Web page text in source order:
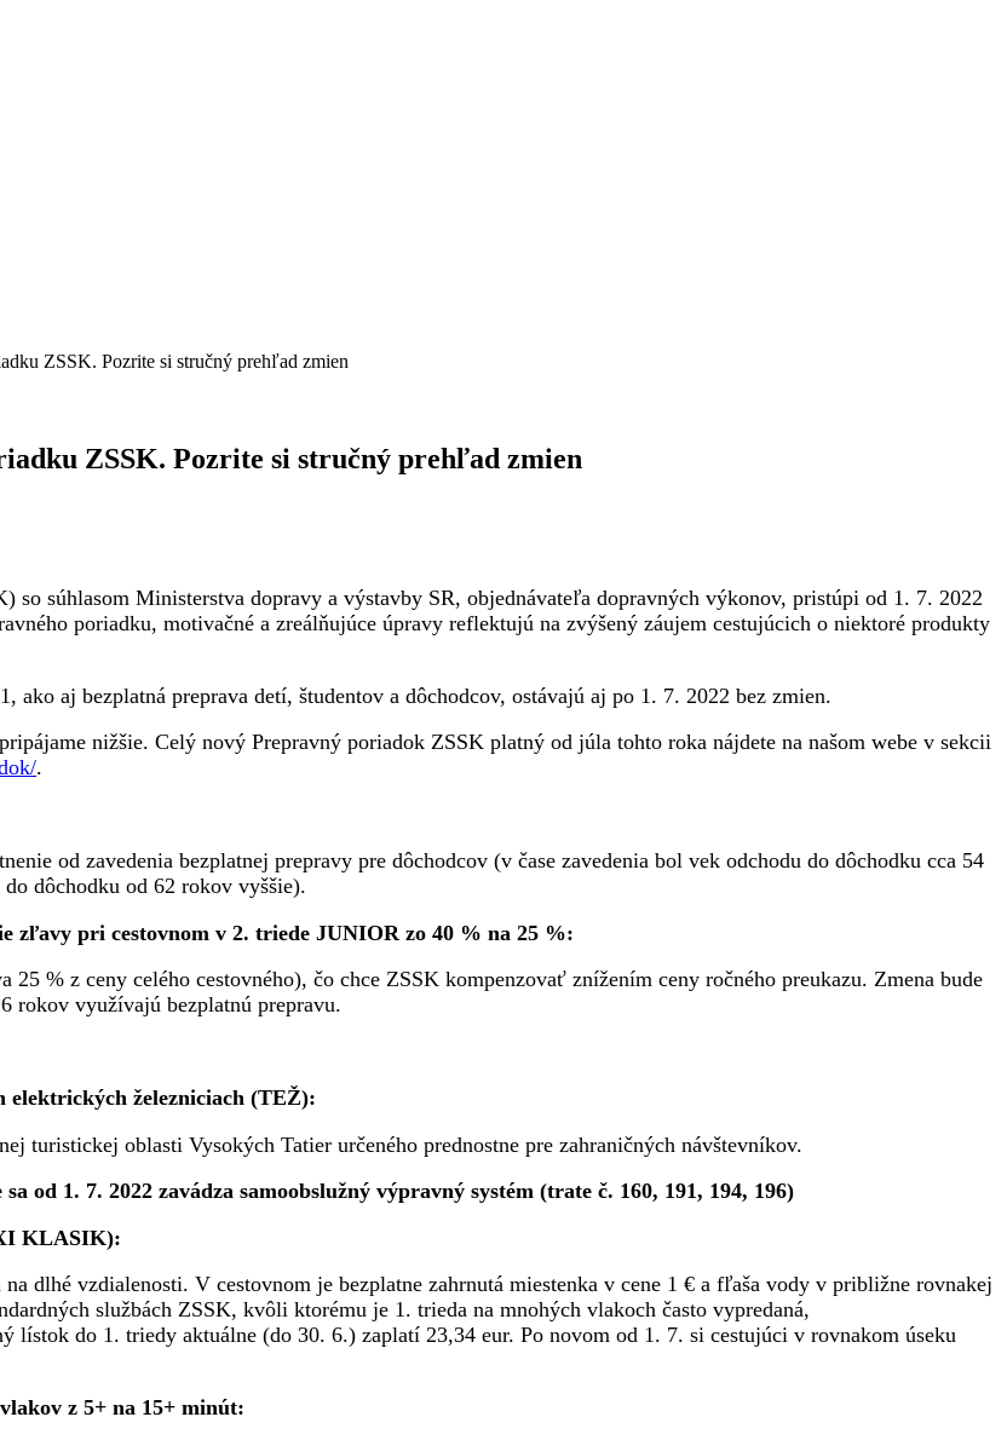
ZSSK. Pozrite si stručný prehľad zmien
ZSSK. Pozrite si stručný prehľad zmien
so súhlasom Ministerstva dopravy a výstavby SR, objednávateľa dopravných výkonov, pristúpi od 1. 7. 2022
poriadku, motivačné a zreálňujúce úpravy reflektujú na zvýšený záujem cestujúcich o niektoré produkty
ako aj bezplatná preprava detí, študentov a dôchodcov, ostávajú aj po 1. 7. 2022 bez zmien.
nižšie. Celý nový Prepravný poriadok ZSSK platný od júla tohto roka nájdete na našom webe v sekcii
.
od zavedenia bezplatnej prepravy pre dôchodcov (v čase zavedenia bol vek odchodu do dôchodku cca 54
dôchodku od 62 rokov vyššie).
zľavy pri cestovnom v 2. triede JUNIOR zo 40 % na 25 %:
% z ceny celého cestovného), čo chce ZSSK kompenzovať znížením ceny ročného preukazu. Zmena bude
rokov využívajú bezplatnú prepravu.
elektrických železniciach (TEŽ):
turistickej oblasti Vysokých Tatier určeného prednostne pre zahraničných návštevníkov.
od 1. 7. 2022 zavádza samoobslužný výpravný systém (trate č. 160, 191, 194, 196)
KLASIK):
dlhé vzdialenosti. V cestovnom je bezplatne zahrnutá miestenka v cene 1 € a fľaša vody v približne rovnakej
službách ZSSK, kvôli ktorému je 1. trieda na mnohých vlakoch často vypredaná,
do 1. triedy aktuálne (do 30. 6.) zaplatí 23,34 eur. Po novom od 1. 7. si cestujúci v rovnakom úseku
z 5+ na 15+ minút: